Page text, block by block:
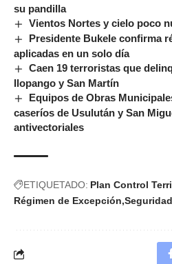
su pandilla
Vientos Nortes y cielo poco
Presidente Bukele confirma
aplicadas en un solo día
Caen 19 terroristas que
Ilopango y San Martín
Equipos de Obras
caseríos de Usulután y San
antivectoriales
ETIQUETADO: Plan Control
Régimen de Excepción